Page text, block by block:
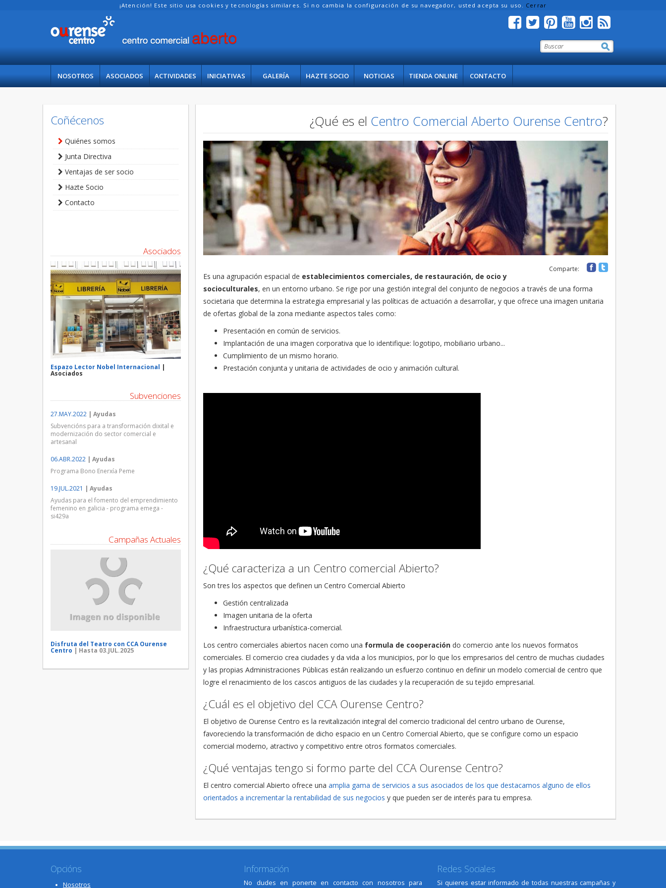
¡Atención! Este sitio usa cookies y tecnologías similares. Si no cambia la configuración de su navegador, usted acepta su uso. Cerrar
NOSOTROS ASOCIADOS ACTIVIDADES INICIATIVAS GALERÍA HAZTE SOCIO NOTICIAS TIENDA ONLINE CONTACTO
Coñécenos
Quiénes somos
Junta Directiva
Ventajas de ser socio
Hazte Socio
Contacto
Asociados
Espazo Lector Nobel Internacional |
Asociados
Subvenciones
27.MAY.2022 | Ayudas
Subvencións para a transformación dixital e
modernización do sector comercial e
artesanal
06.ABR.2022 | Ayudas
Programa Bono Enerxía Peme
19.JUL.2021 | Ayudas
Ayudas para el fomento del emprendimiento
femenino en galicia - programa emega -
si429a
Campañas Actuales
Disfruta del Teatro con CCA Ourense
Centro | Hasta 03.JUL.2025
¿Qué es el Centro Comercial Aberto Ourense Centro?
Comparte:
Es una agrupación espacial de establecimientos comerciales, de restauración, de ocio y
socioculturales, en un entorno urbano. Se rige por una gestión integral del conjunto de negocios a través de una forma
societaria que determina la estrategia empresarial y las políticas de actuación a desarrollar, y que ofrece una imagen unitaria
de ofertas global de la zona mediante aspectos tales como:
Presentación en común de servicios.
Implantación de una imagen corporativa que lo identifique: logotipo, mobiliario urbano...
Cumplimiento de un mismo horario.
Prestación conjunta y unitaria de actividades de ocio y animación cultural.
¿Qué caracteriza a un Centro comercial Abierto?
Son tres los aspectos que definen un Centro Comercial Abierto
Gestión centralizada
Imagen unitaria de la oferta
Infraestructura urbanística-comercial.
Los centro comerciales abiertos nacen como una formula de cooperacióndo comercio ante los nuevos formatos
comerciales. El comercio crea ciudades y da vida a los municipios, por lo que los empresarios del centro de muchas ciudades
y las propias Administraciones Públicas están realizando un esfuerzo continuo en definir un modelo comercial de centro que
logre el renacimiento de los cascos antiguos de las ciudades y la recuperación de su tejido empresarial.
¿Cuál es el objetivo del CCA Ourense Centro?
El objetivo de Ourense Centro es la revitalización integral del comercio tradicional del centro urbano de Ourense,
favoreciendo la transformación de dicho espacio en un Centro Comercial Abierto, que se configure como un espacio
comercial moderno, atractivo y competitivo entre otros formatos comerciales.
¿Qué ventajas tengo si formo parte del CCA Ourense Centro?
El centro comercial Abierto ofrece una amplia gama de servicios a sus asociados de los que destacamos alguno de ellos
orientados a incrementar la rentabilidad de sus negocios y que pueden ser de interés para tu empresa.
Opcións
Nosotros
Información
No dudes en ponerte en contacto con nosotros para
Redes Sociales
Si quieres estar informado de todas nuestras campañas y